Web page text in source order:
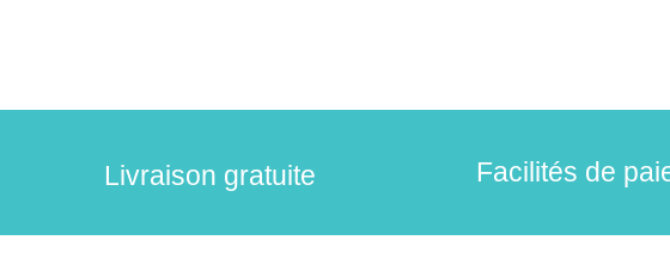
Livraison gratuite Facilités de